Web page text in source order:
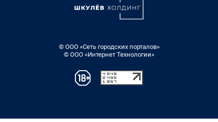
© ООО «Сеть городских порталов»
© ООО «Интернет Технологии»